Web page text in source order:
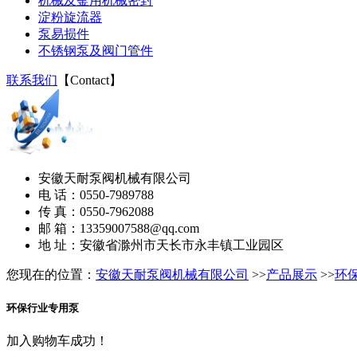
淀粉旋流器
泵易损件
不锈钢泵及阀门管件
联系我们 【Contact】
安徽天耐泵阀机械有限公司
电 话：0550-7989788
传 真：0550-7962088
邮 箱：13359007588@qq.com
地 址：安徽省滁州市天长市永丰镇工业园区
您现在的位置： 安徽天耐泵阀机械有限公司 >>产品展示 >>环
环保行业专用泵
加入购物车成功！